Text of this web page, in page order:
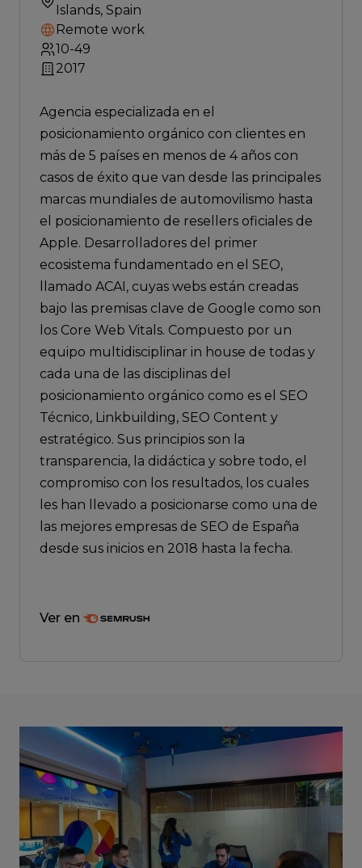
Islands, Spain
Remote work
10-49
2017
Agencia especializada en el
posicionamiento orgánico con clientes en
más de 5 países en menos de 4 años con
casos de éxito que van desde las principales
marcas mundiales de automovilismo hasta
el posicionamiento de resellers oficiales de
Apple. Desarrolladores del primer
ecosistema fundamentado en el SEO,
llamado ACAI, cuyas webs están creadas
bajo las premisas clave de Google como son
los Core Web Vitals. Compuesto por un
equipo multidisciplinar in house de todas y
cada una de las disciplinas del
posicionamiento orgánico como es el SEO
Técnico, Linkbuilding, SEO Content y
estratégico. Sus principios son la
transparencia, la didáctica y sobre todo, el
compromiso con los resultados, los cuales
les han llevado a posicionarse como una de
las mejores empresas de SEO de España
desde sus inicios en 2018 hasta la fecha.
Ver en